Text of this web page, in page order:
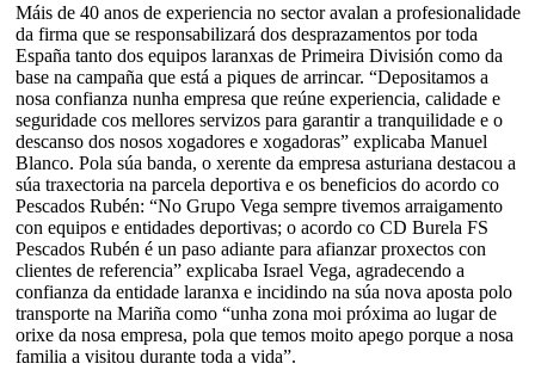
Máis de 40 anos de experiencia no sector avalan a profesionalidade
da firma que se responsabilizará dos desprazamentos por toda
España tanto dos equipos laranxas de Primeira División como da
base na campaña que está a piques de arrincar. “Depositamos a
nosa confianza nunha empresa que reúne experiencia, calidade e
seguridade cos mellores servizos para garantir a tranquilidade e o
descanso dos nosos xogadores e xogadoras” explicaba Manuel
Blanco. Pola súa banda, o xerente da empresa asturiana destacou a
súa traxectoria na parcela deportiva e os beneficios do acordo co
Pescados Rubén: “No Grupo Vega sempre tivemos arraigamento
con equipos e entidades deportivas; o acordo co CD Burela FS
Pescados Rubén é un paso adiante para afianzar proxectos con
clientes de referencia” explicaba Israel Vega, agradecendo a
confianza da entidade laranxa e incidindo na súa nova aposta polo
transporte na Mariña como “unha zona moi próxima ao lugar de
orixe da nosa empresa, pola que temos moito apego porque a nosa
familia a visitou durante toda a vida”.